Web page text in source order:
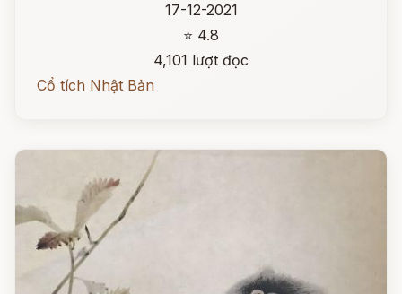
17-12-2021
⭐ 4.8
4,101 lượt đọc
Cổ tích Nhật Bản